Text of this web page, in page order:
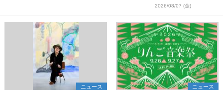
2026/08/07 (金)
ニュース ニュース